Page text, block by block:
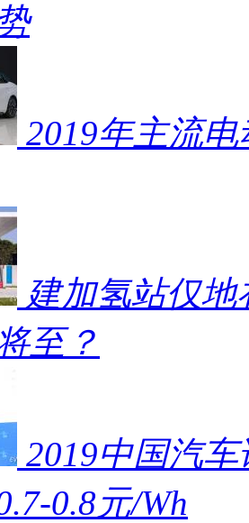
2019年主流
建加氢站仅地
至？
2019中国汽
0.8元/Wh